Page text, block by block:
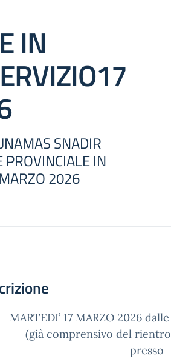
IN
SNADIR
IN
2026
MARTEDI’ 17 MARZO 2026
(già comprensivo del
presso